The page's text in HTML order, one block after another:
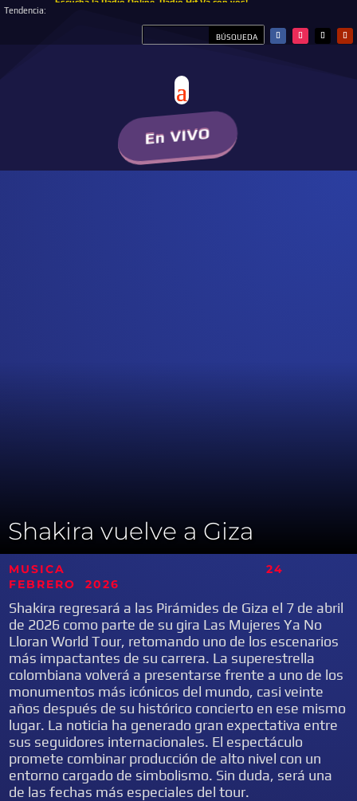
Tendencia:
Escucha la Radio Online, Radio Hit Va con vos!
En VIVO
Shakira vuelve a Giza
MUSICA 24
FEBRERO
2026
Shakira regresará a las Pirámides de Giza el 7 de abril
de 2026 como parte de su gira Las Mujeres Ya No
Lloran World Tour, retomando uno de los escenarios
más impactantes de su carrera. La superestrella
colombiana volverá a presentarse frente a uno de los
monumentos más icónicos del mundo, casi veinte
años después de su histórico concierto en ese mismo
lugar. La noticia ha generado gran expectativa entre
sus seguidores internacionales. El espectáculo
promete combinar producción de alto nivel con un
entorno cargado de simbolismo. Sin duda, será una
de las fechas más especiales del tour.